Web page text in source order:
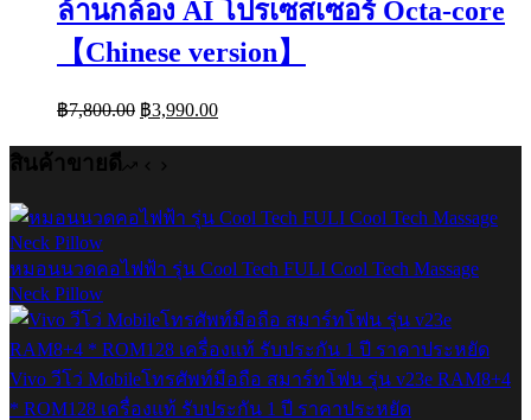
ล้านกล้อง AI โปรเซสเซอร์ Octa-core
【Chinese version】
฿7,800.00 Original
price
was:
฿7,800.00.
฿3,990.00Current
price
is:
สินค้าขายดี
หมอนนวดคอไฟฟ้า รุ่น Cool Tech FULI Cool Tech Massage
Neck Pillow
Vivo วีโว่ Mobileโทรศัพท์มือถือ สมาร์ทโฟน รุ่น v23e RAM8+4
* ROM128 เครื่องแท้ รับประกัน 1 ปี ราคาประหยัด